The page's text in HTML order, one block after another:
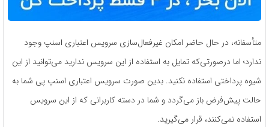
متأسفانه، در حال حاضر امکان غیرفعال‌سازی سرویس اعتباری اسنپ وجود
ندارد؛ اما درصورتی‌که تمایل به استفاده از این سرویس ندارید می‌توانید از این
شیوه پرداختی استفاده نکنید. بدین صورت سرویس اعتباری اسنپ پی شما به
حالت پیش‌فرض باز می‌گردد و شما در دسته کاربرانی که از این سرویس
استفاده نمی‌کنند، قرار می‌گیرید.